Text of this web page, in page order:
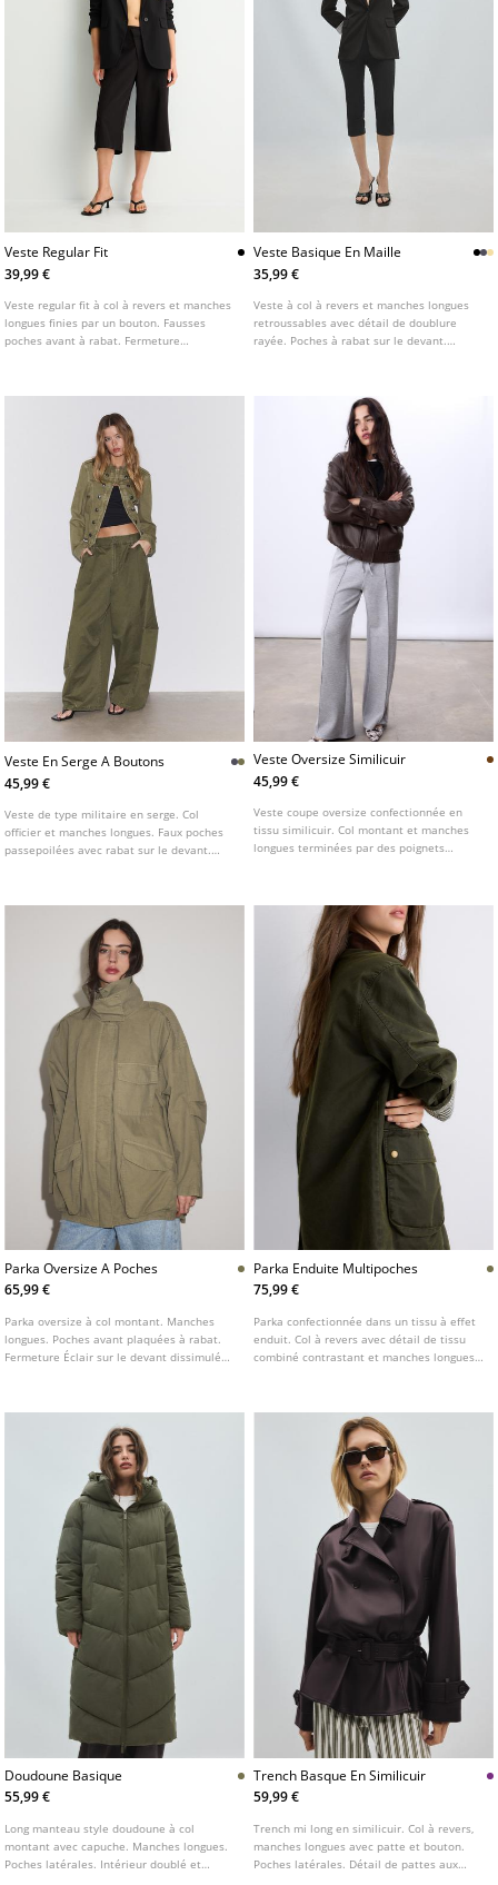
Veste Regular Fit
39,99 €
Veste regular fit à col à revers et manches
longues finies par un bouton. Fausses
poches avant à rabat. Fermeture
Veste Basique En Maille
35,99 €
Veste à col à revers et manches longues
retroussables avec détail de doublure
rayée. Poches à rabat sur le devant.
Veste En Serge A Boutons
45,99 €
Veste de type militaire en serge. Col
officier et manches longues. Faux poches
passepoilées avec rabat sur le devant.
métalliques.
Veste Oversize Similicuir
45,99 €
Veste coupe oversize confectionnée en
tissu similicuir. Col montant et manches
longues terminées par des poignets
Parka Oversize A Poches
65,99 €
Parka oversize à col montant. Manches
longues. Poches avant plaquées à rabat.
Fermeture Éclair sur le devant dissimulée
Parka Enduite Multipoches
75,99 €
Parka confectionnée dans un tissu à effet
enduit. Col à revers avec détail de tissu
combiné contrastant et manches longues.
avant zippée dissimulée sous patte.
Doudoune Basique
55,99 €
Long manteau style doudoune à col
montant avec capuche. Manches longues.
Poches latérales. Intérieur doublé et
Trench Basque En Similicuir
59,99 €
Trench mi long en similicuir. Col à revers,
manches longues avec patte et bouton.
Poches latérales. Détail de pattes aux